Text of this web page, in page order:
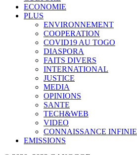
ECONOMIE
PLUS
ENVIRONNEMENT
COOPERATION
COVID19 AU TOGO
DIASPORA
FAITS DIVERS
INTERNATIONAL
JUSTICE
MEDIA
OPINIONS
SANTE
TECH&WEB
VIDEO
CONNAISSANCE INFINIE
EMISSIONS